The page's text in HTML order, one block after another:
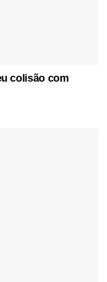
colisão com